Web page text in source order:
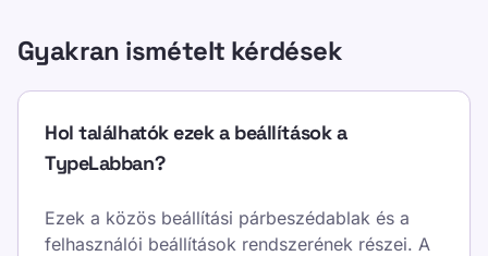
Gyakran ismételt kérdések
Hol találhatók ezek a beállítások a
TypeLabban?
Ezek a közös beállítási párbeszédablak és a
felhasználói beállítások rendszerének részei. A